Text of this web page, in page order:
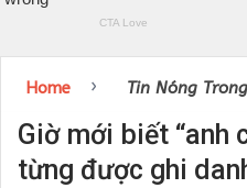
Home › Tin Nóng
Giờ mới biết “anh
từng được ghi